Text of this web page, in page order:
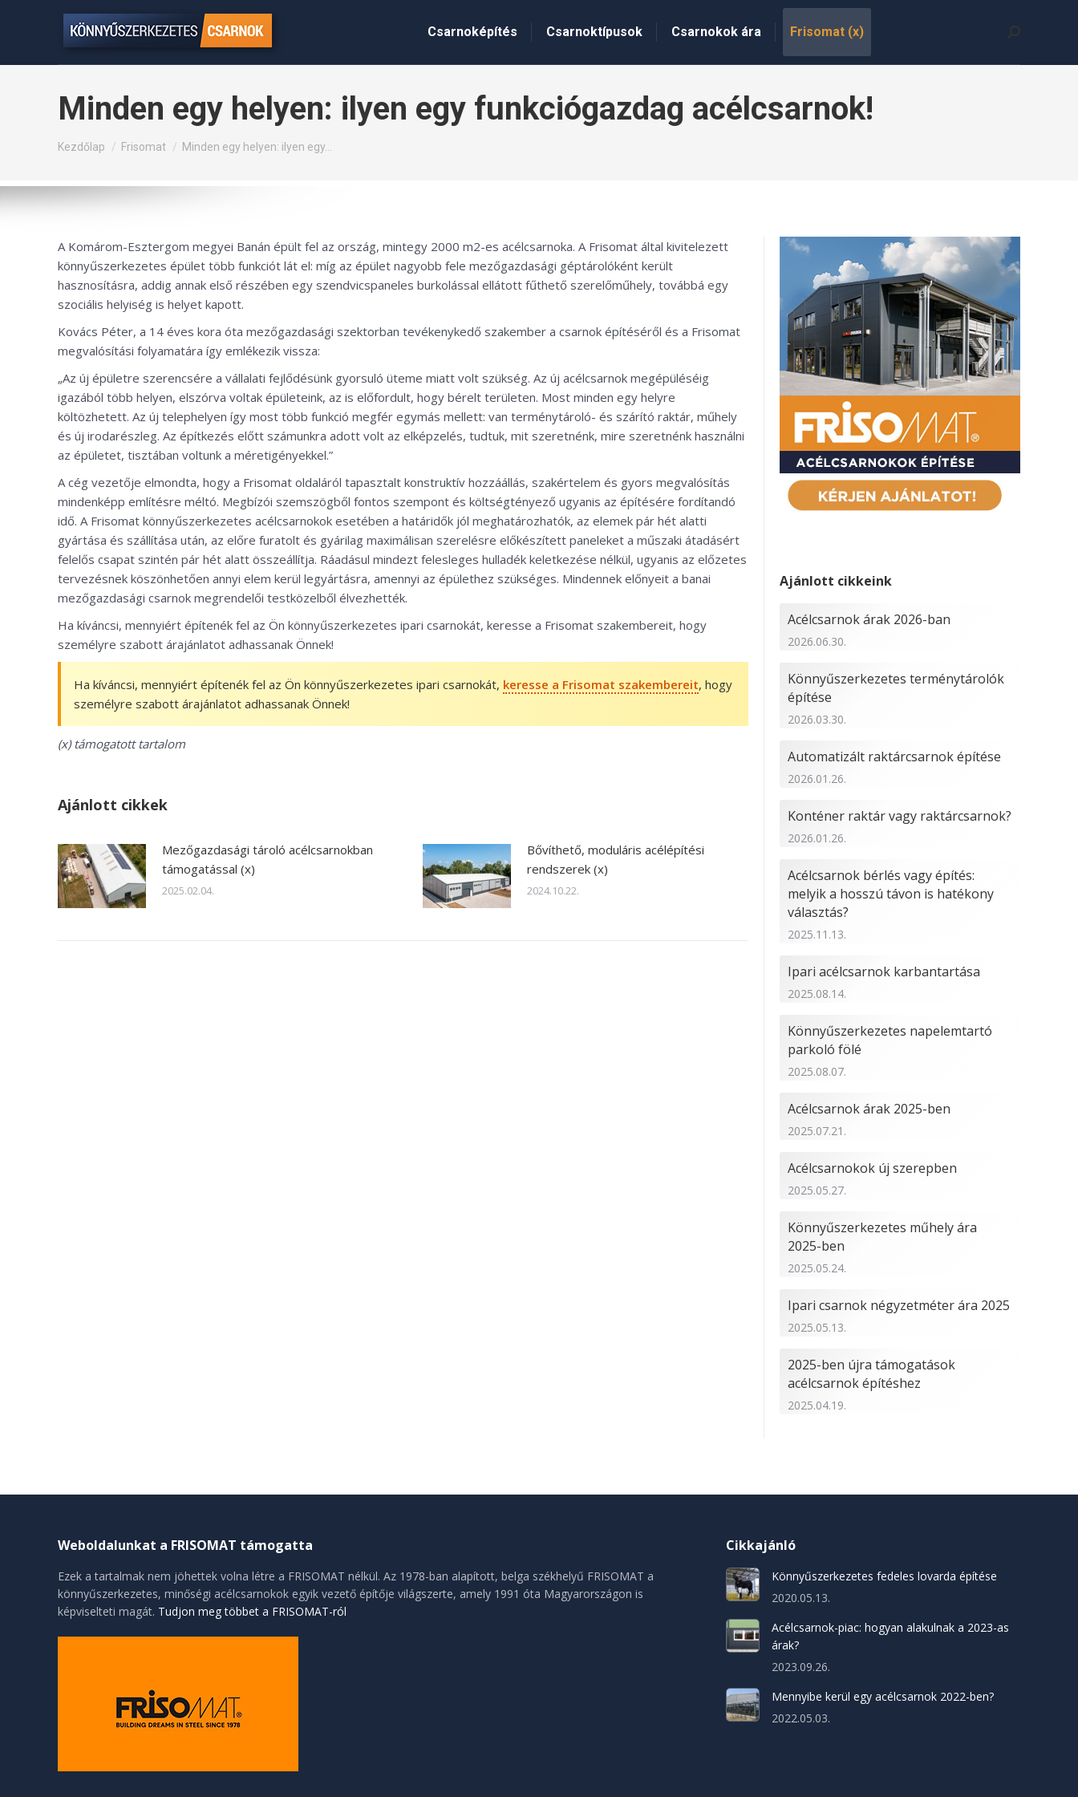
Csarnoképítés Csarnoktípusok Csarnokok ára Frisomat (x) Search:
Minden egy helyen: ilyen egy funkciógazdag acélcsarnok!
Itt vagy:
Kezdőlap Frisomat Minden egy helyen: ilyen egy…
A Komárom-Esztergom megyei Banán épült fel az ország, mintegy 2000 m2-es acélcsarnoka. A Frisomat által kivitelezett
könnyűszerkezetes épület több funkciót lát el: míg az épület nagyobb fele mezőgazdasági géptárolóként került
hasznosításra, addig annak első részében egy szendvicspaneles burkolással ellátott fűthető szerelőműhely, továbbá egy
szociális helyiség is helyet kapott.
Kovács Péter, a 14 éves kora óta mezőgazdasági szektorban tevékenykedő szakember a csarnok építéséről és a Frisomat
megvalósítási folyamatára így emlékezik vissza:
„Az új épületre szerencsére a vállalati fejlődésünk gyorsuló üteme miatt volt szükség. Az új acélcsarnok megépüléséig
igazából több helyen, elszórva voltak épületeink, az is előfordult, hogy bérelt területen. Most minden egy helyre
költözhetett. Az új telephelyen így most több funkció megfér egymás mellett: van terménytároló- és szárító raktár, műhely
és új irodarészleg. Az építkezés előtt számunkra adott volt az elképzelés, tudtuk, mit szeretnénk, mire szeretnénk használni
az épületet, tisztában voltunk a méretigényekkel.”
A cég vezetője elmondta, hogy a Frisomat oldaláról tapasztalt konstruktív hozzáállás, szakértelem és gyors megvalósítás
mindenképp említésre méltó. Megbízói szemszögből fontos szempont és költségtényező ugyanis az építésére fordítandó
idő. A Frisomat könnyűszerkezetes acélcsarnokok esetében a határidők jól meghatározhatók, az elemek pár hét alatti
gyártása és szállítása után, az előre furatolt és gyárilag maximálisan szerelésre előkészített paneleket a műszaki átadásért
felelős csapat szintén pár hét alatt összeállítja. Ráadásul mindezt felesleges hulladék keletkezése nélkül, ugyanis az előzetes
tervezésnek köszönhetően annyi elem kerül legyártásra, amennyi az épülethez szükséges. Mindennek előnyeit a banai
mezőgazdasági csarnok megrendelői testközelből élvezhették.
Ha kíváncsi, mennyiért építenék fel az Ön könnyűszerkezetes ipari csarnokát, keresse a Frisomat szakembereit, hogy
személyre szabott árajánlatot adhassanak Önnek!
Ha kíváncsi, mennyiért építenék fel az Ön könnyűszerkezetes ipari csarnokát, keresse a Frisomat szakembereit, hogy
személyre szabott árajánlatot adhassanak Önnek!
(x) támogatott tartalom
Ajánlott cikkek
Mezőgazdasági tároló acélcsarnokban
támogatással (x)
2025.02.04.
Bővíthető, moduláris acélépítési
rendszerek (x)
2024.10.22.
Ajánlott cikkeink
Acélcsarnok árak 2026-ban
2026.06.30.
Könnyűszerkezetes terménytárolók
építése
2026.03.30.
Automatizált raktárcsarnok építése
2026.01.26.
Konténer raktár vagy raktárcsarnok?
2026.01.26.
Acélcsarnok bérlés vagy építés:
melyik a hosszú távon is hatékony
választás?
2025.11.13.
Ipari acélcsarnok karbantartása
2025.08.14.
Könnyűszerkezetes napelemtartó
parkoló fölé
2025.08.07.
Acélcsarnok árak 2025-ben
2025.07.21.
Acélcsarnokok új szerepben
2025.05.27.
Könnyűszerkezetes műhely ára
2025-ben
2025.05.24.
Ipari csarnok négyzetméter ára 2025
2025.05.13.
2025-ben újra támogatások
acélcsarnok építéshez
2025.04.19.
Weboldalunkat a FRISOMAT támogatta
Ezek a tartalmak nem jöhettek volna létre a FRISOMAT nélkül. Az 1978-ban alapított, belga székhelyű FRISOMAT a
könnyűszerkezetes, minőségi acélcsarnokok egyik vezető építője világszerte, amely 1991 óta Magyarországon is
képviselteti magát. Tudjon meg többet a FRISOMAT-ról
Cikkajánló
Könnyűszerkezetes fedeles lovarda építése
2020.05.13.
Acélcsarnok-piac: hogyan alakulnak a 2023-as
árak?
2023.09.26.
Mennyibe kerül egy acélcsarnok 2022-ben?
2022.05.03.